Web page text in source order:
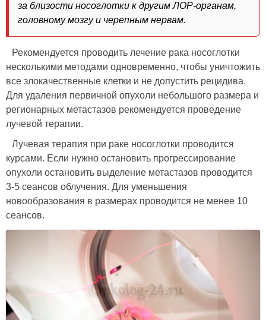
за близости носоглотки к другим ЛОР-органам,
головному мозгу и черепным нервам.
Рекомендуется проводить лечение рака носоглотки
несколькими методами одновременно, чтобы уничтожить
все злокачественные клетки и не допустить рецидива.
Для удаления первичной опухоли небольшого размера и
регионарных метастазов рекомендуется проведение
лучевой терапии.
Лучевая терапия при раке носоглотки проводится
курсами. Если нужно остановить прогрессирование
опухоли остановить выделение метастазов проводится
3-5 сеансов облучения. Для уменьшения
новообразования в размерах проводится не менее 10
сеансов.